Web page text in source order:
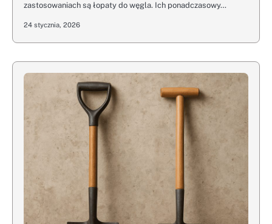
zastosowaniach są łopaty do węgla. Ich ponadczasowy…
24 stycznia, 2026